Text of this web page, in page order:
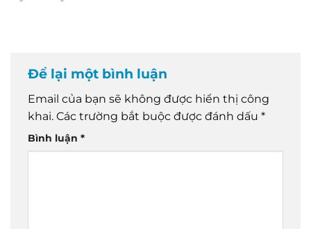
Để lại một bình luận
Email của bạn sẽ không được hiển thị công
khai. Các trường bắt buộc được đánh dấu *
Bình luận *